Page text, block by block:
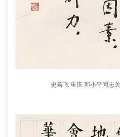
史若飞 重庆 邓小平同志